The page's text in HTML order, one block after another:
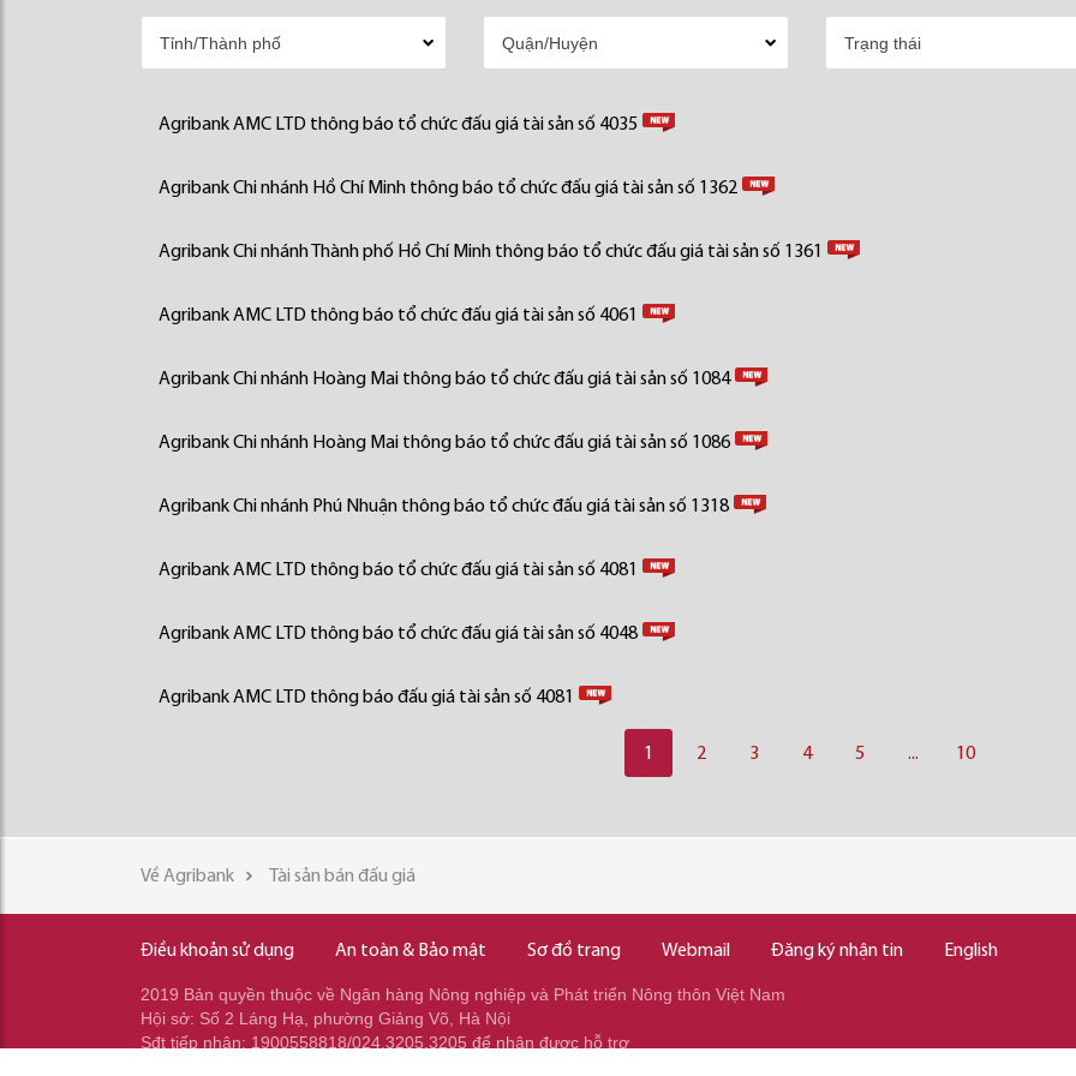
Agribank AMC LTD thông báo tổ chức đấu giá tài sản số 4035
Agribank Chi nhánh Hồ Chí Minh thông báo tổ chức đấu giá tài sản số 1362
Agribank Chi nhánh Thành phố Hồ Chí Minh thông báo tổ chức đấu giá tài sản số 1361
Agribank AMC LTD thông báo tổ chức đấu giá tài sản số 4061
Agribank Chi nhánh Hoàng Mai thông báo tổ chức đấu giá tài sản số 1084
Agribank Chi nhánh Hoàng Mai thông báo tổ chức đấu giá tài sản số 1086
Agribank Chi nhánh Phú Nhuận thông báo tổ chức đấu giá tài sản số 1318
Agribank AMC LTD thông báo tổ chức đấu giá tài sản số 4081
Agribank AMC LTD thông báo tổ chức đấu giá tài sản số 4048
Agribank AMC LTD thông báo đấu giá tài sản số 4081
1 2 3 4 5 ... 10
Về Agribank Tài sản bán đấu giá
Điều khoản sử dụng An toàn & Bảo mật Sơ đồ trang Webmail Đăng ký nhận tin English
2019 Bản quyền thuộc về Ngân hàng Nông nghiệp và Phát triển Nông thôn Việt Nam
Hội sở: Số 2 Láng Hạ, phường Giảng Võ, Hà Nội
Sđt tiếp nhận: 1900558818/024.3205.3205 để nhận được hỗ trợ